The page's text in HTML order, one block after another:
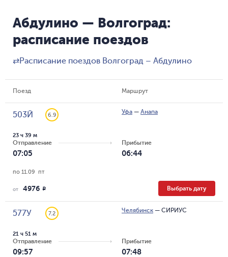
Абдулино — Волгоград:
расписание поездов
⇄Расписание поездов Волгоград – Абдулино
Поезд Маршрут
503Й 6.9 Уфа — Анапа
Отправление
07:05
23 ч 39 м
Прибытие
06:44
по 11.09  пт
от 4976 R Выбрать дату
577У 7.2 Челябинск — СИРИУС
Отправление
09:57
21 ч 51 м
Прибытие
07:48